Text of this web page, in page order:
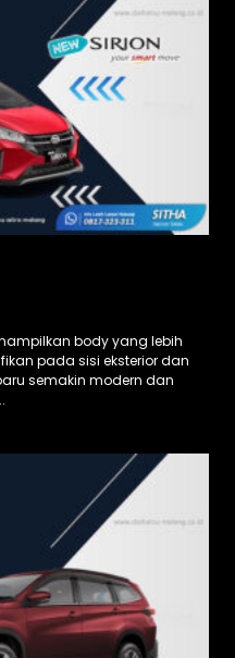
body yang lebih
pada sisi eksterior dan
semakin modern dan